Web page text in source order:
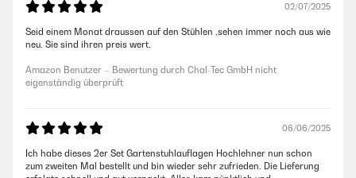
02/07/2025
Seid einem Monat draussen auf den Stühlen ,sehen immer noch aus wie
neu. Sie sind ihren preis wert.
Amazon Benutzer – Bewertung durch Chal-Tec GmbH nicht
eigenständig überprüft
06/06/2025
Ich habe dieses 2er Set Gartenstuhlauflagen Hochlehner nun schon
zum zweiten Mal bestellt und bin wieder sehr zufrieden. Die Lieferung